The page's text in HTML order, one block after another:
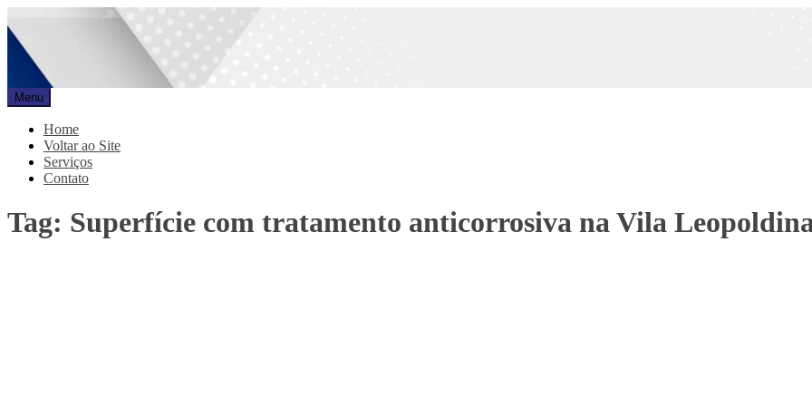
para
conteúdo
Promar
Blog
Menu
Home
Voltar ao Site
Serviços
Contato
Tag: Superfície com tratamento anticorrosiva na Vila